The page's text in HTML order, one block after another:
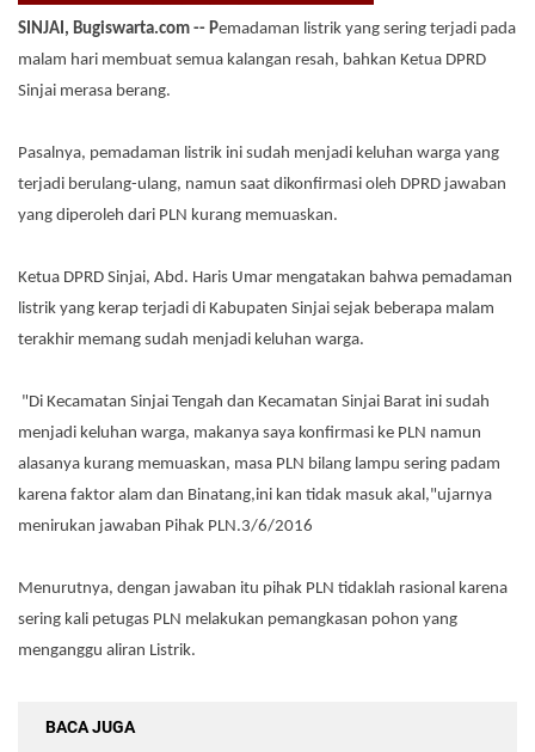
SINJAI, Bugiswarta.com -- Pemadaman listrik yang sering terjadi pada
malam hari membuat semua kalangan resah, bahkan Ketua DPRD
Sinjai merasa berang.
Pasalnya, pemadaman listrik ini sudah menjadi keluhan warga yang
terjadi berulang-ulang, namun saat dikonfirmasi oleh DPRD jawaban
yang diperoleh dari PLN kurang memuaskan.
Ketua DPRD Sinjai, Abd. Haris Umar mengatakan bahwa pemadaman
listrik yang kerap terjadi di Kabupaten Sinjai sejak beberapa malam
terakhir memang sudah menjadi keluhan warga.
"Di Kecamatan Sinjai Tengah dan Kecamatan Sinjai Barat ini sudah
menjadi keluhan warga, makanya saya konfirmasi ke PLN namun
alasanya kurang memuaskan, masa PLN bilang lampu sering padam
karena faktor alam dan Binatang,ini kan tidak masuk akal,"ujarnya
menirukan jawaban Pihak PLN.3/6/2016
Menurutnya, dengan jawaban itu pihak PLN tidaklah rasional karena
sering kali petugas PLN melakukan pemangkasan pohon yang
menganggu aliran Listrik.
BACA JUGA